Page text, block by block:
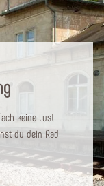
keine Lust
du dein Rad